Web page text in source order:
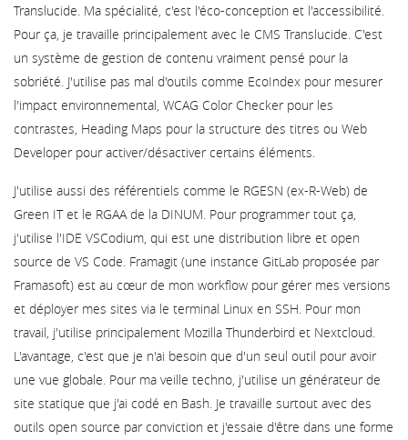
Translucide. Ma spécialité, c'est l'éco-conception et l'accessibilité.
Pour ça, je travaille principalement avec le CMS Translucide. C'est
un système de gestion de contenu vraiment pensé pour la
sobriété. J'utilise pas mal d'outils comme EcoIndex pour mesurer
l'impact environnemental, WCAG Color Checker pour les
contrastes, Heading Maps pour la structure des titres ou Web
Developer pour activer/désactiver certains éléments.
J'utilise aussi des référentiels comme le RGESN (ex-R-Web) de
Green IT et le RGAA de la DINUM. Pour programmer tout ça,
j'utilise l'IDE VSCodium, qui est une distribution libre et open
source de VS Code. Framagit (une instance GitLab proposée par
Framasoft) est au cœur de mon workflow pour gérer mes versions
et déployer mes sites via le terminal Linux en SSH. Pour mon
travail, j'utilise principalement Mozilla Thunderbird et Nextcloud.
L'avantage, c'est que je n'ai besoin que d'un seul outil pour avoir
une vue globale. Pour ma veille techno, j'utilise un générateur de
site statique que j'ai codé en Bash. Je travaille surtout avec des
outils open source par conviction et j'essaie d'être dans une forme